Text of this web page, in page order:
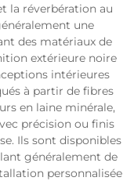
la réverbération au
une
des matériaux de
extérieure noire
intérieures
à partir de fibres
en laine minérale,
précision ou finis
Ils sont disponibles
généralement de
personnalisée